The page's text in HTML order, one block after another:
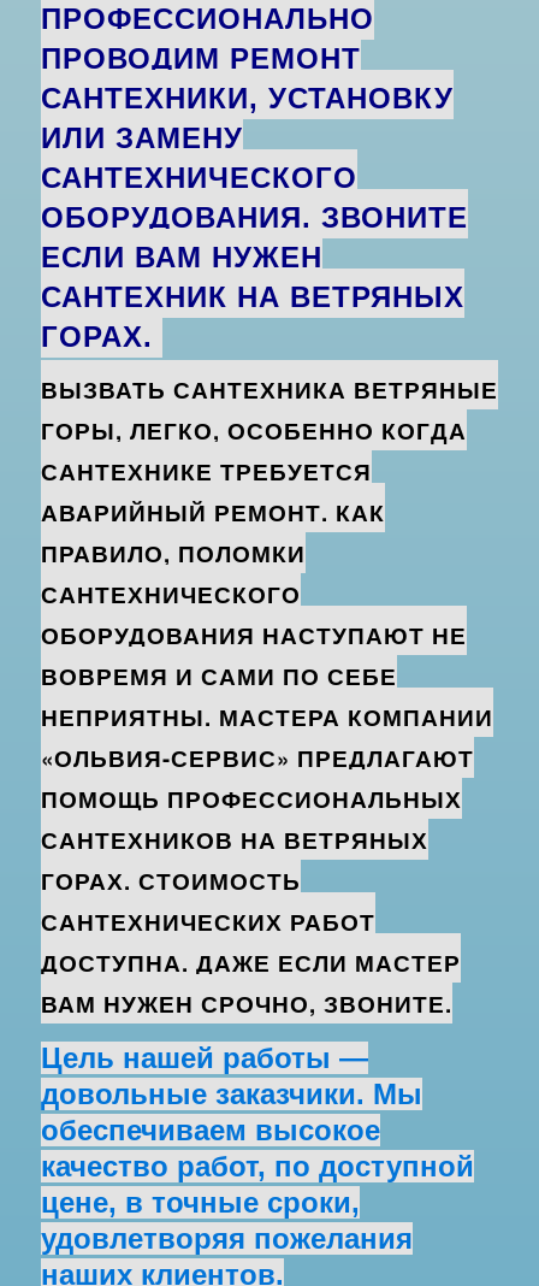
ПРОФЕССИОНАЛЬНО
ПРОВОДИМ РЕМОНТ
САНТЕХНИКИ, УСТАНОВКУ
ИЛИ ЗАМЕНУ
САНТЕХНИЧЕСКОГО
ОБОРУДОВАНИЯ. ЗВОНИТЕ
ЕСЛИ ВАМ НУЖЕН
САНТЕХНИК НА ВЕТРЯНЫХ
ГОРАХ.
ВЫЗВАТЬ САНТЕХНИКА ВЕТРЯНЫЕ
ГОРЫ, ЛЕГКО, ОСОБЕННО КОГДА
САНТЕХНИКЕ ТРЕБУЕТСЯ
АВАРИЙНЫЙ РЕМОНТ. КАК
ПРАВИЛО, ПОЛОМКИ
САНТЕХНИЧЕСКОГО
ОБОРУДОВАНИЯ НАСТУПАЮТ НЕ
ВОВРЕМЯ И САМИ ПО СЕБЕ
НЕПРИЯТНЫ. МАСТЕРА КОМПАНИИ
«ОЛЬВИЯ-СЕРВИС» ПРЕДЛАГАЮТ
ПОМОЩЬ ПРОФЕССИОНАЛЬНЫХ
САНТЕХНИКОВ НА ВЕТРЯНЫХ
ГОРАХ. СТОИМОСТЬ
САНТЕХНИЧЕСКИХ РАБОТ
ДОСТУПНА. ДАЖЕ ЕСЛИ МАСТЕР
ВАМ НУЖЕН СРОЧНО, ЗВОНИТЕ.
Цель нашей работы —
довольные заказчики. Мы
обеспечиваем высокое
качество работ, по доступной
цене, в точные сроки,
удовлетворяя пожелания
наших клиентов.